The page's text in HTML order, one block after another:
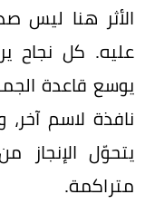
الأثر هنا ليس
عليه. كل نجاح
يوسع قاعدة
نافذة لاسم
يتحوّل
متراكمة.